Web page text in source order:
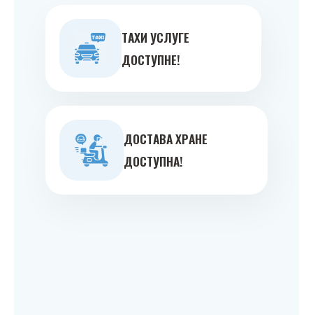
ТAXИ УСЛУГE
ДOСТУПНE!
ДOСТAВA ХРAНE
ДOСТУПНA!